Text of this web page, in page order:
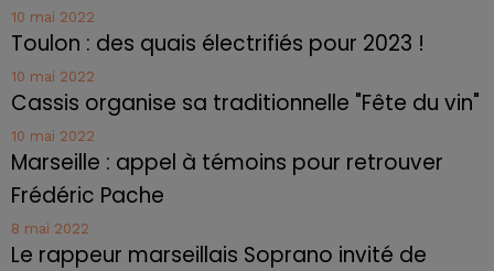
10 mai 2022
Toulon : des quais électrifiés pour 2023 !
10 mai 2022
Cassis organise sa traditionnelle "Fête du vin"
10 mai 2022
Marseille : appel à témoins pour retrouver
Frédéric Pache
8 mai 2022
Le rappeur marseillais Soprano invité de